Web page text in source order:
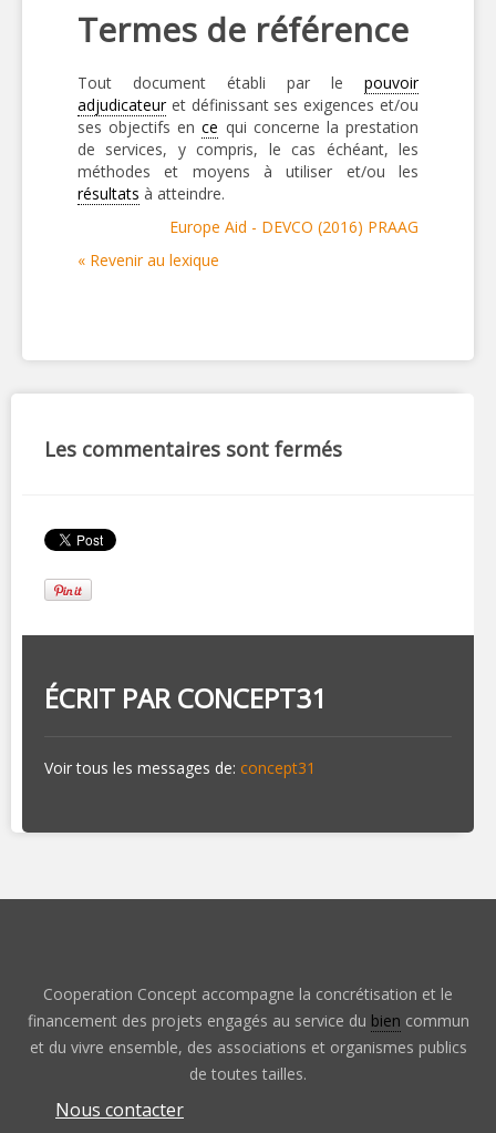
Termes de référence
Tout document établi par le pouvoir
adjudicateuret définissant ses exigences et/ou
ses objectifs ence qui concerne la prestation
de services, y compris, le cas échéant, les
méthodes et moyens à utiliser et/ou les
résultats à atteindre.
Europe Aid - DEVCO (2016) PRAAG
« Revenir au lexique
Les commentaires sont fermés
ÉCRIT PARCONCEPT31
Voir tous les messages de: concept31
Cooperation Concept accompagne la concrétisation et le
financement des projets engagés au service du bien commun
et du vivre ensemble, des associations et organismes publics
de toutes tailles.
Nous contacter